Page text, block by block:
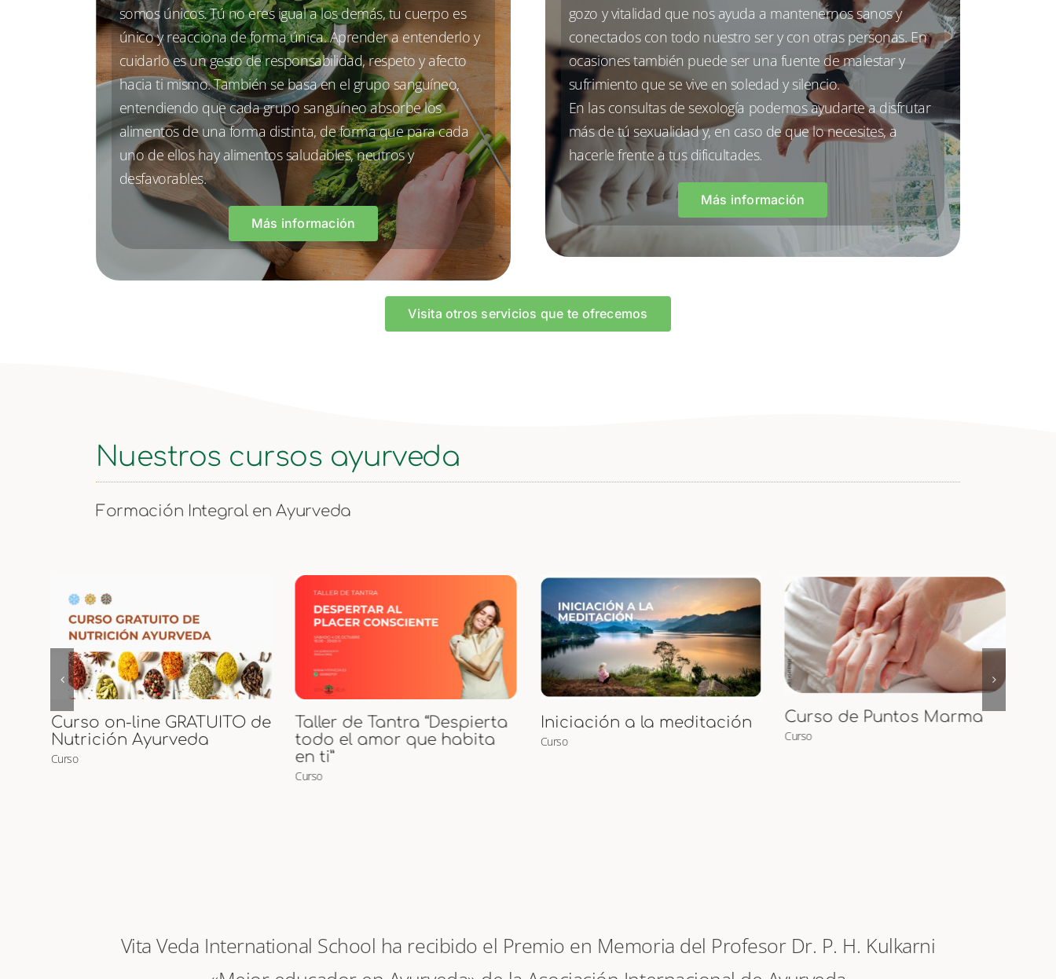
somos únicos. Tú no eres igual a los demás, tu cuerpo es
único y reacciona de forma única. Aprender a entenderlo y
cuidarlo es un gesto de responsabilidad, respeto y afecto
hacia ti mismo. También se basa en el grupo sanguíneo,
entendiendo que cada grupo sanguíneo absorbe los
alimentos de una forma distinta, de forma que para cada
uno de ellos hay alimentos saludables, neutros y
desfavorables.
Más información
gozo y vitalidad que nos ayuda a mantenernos sanos y
conectados con todo nuestro ser y con otras personas. En
ocasiones también puede ser una fuente de malestar y
sufrimiento que se vive en soledad y silencio.
En las consultas de sexología podemos ayudarte a disfrutar
más de tú sexualidad y, en caso de que lo necesites, a
hacerle frente a tus dificultades.
Más información
Visita otros servicios que te ofrecemos
Nuestros cursos ayurveda
Formación Integral en Ayurveda
Taller de Tantra “Despierta
todo el amor que habita
en ti”
Iniciación a la meditación
Curso
Curso de Puntos Marma
Curso
Curso Presencial de
Maternidad Ayurveda y